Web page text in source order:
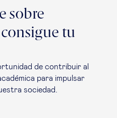
sobre
tu
de contribuir al
para impulsar
sociedad.